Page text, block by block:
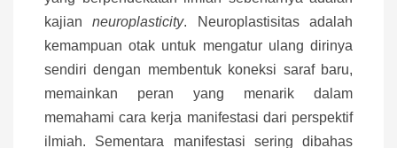
kajianneuroplasticity. Neuroplastisitas adalah
kemampuan otak untuk mengatur ulang dirinya
sendiri dengan membentuk koneksi saraf baru,
memainkan peran yang menarik dalam
memahami cara kerja manifestasi dari perspektif
ilmiah. Sementara manifestasi sering dibahas